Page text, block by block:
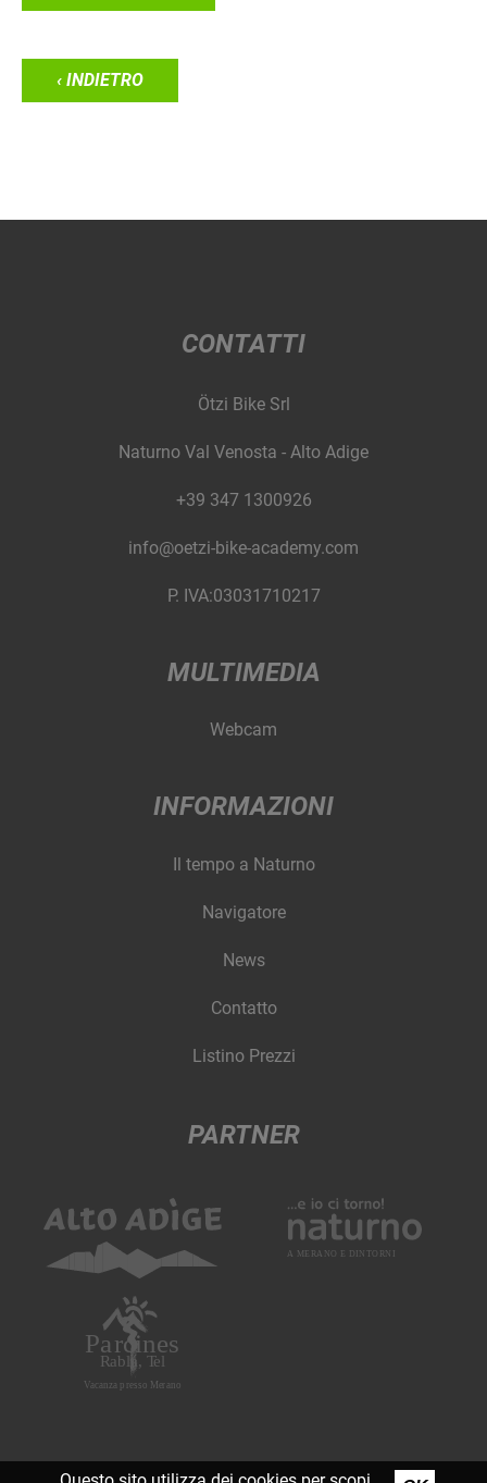
‹ INDIETRO
CONTATTI
Ötzi Bike Srl
Naturno Val Venosta - Alto Adige
+39 347 1300926
info@oetzi-bike-academy.com
P. IVA:03031710217
MULTIMEDIA
Webcam
INFORMAZIONI
Il tempo a Naturno
Navigatore
News
Contatto
Listino Prezzi
PARTNER